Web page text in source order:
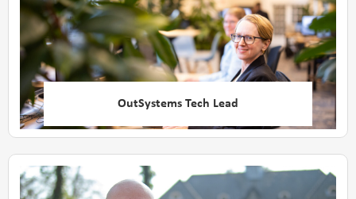
OutSystems Tech Lead